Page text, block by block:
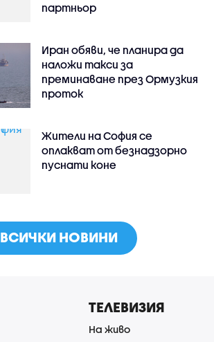
партньор
Иран обяви, че планира да
наложи такси за
преминаване през Ормузкия
проток
Жители на София се
оплакват от безнадзорно
пуснати коне
ВСИЧКИ НОВИНИ
ТЕЛЕВИЗИЯ
На живо